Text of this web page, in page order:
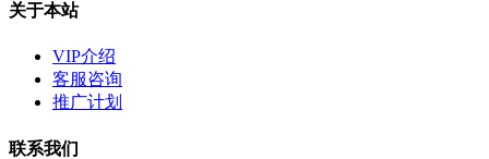
关于本站
VIP介绍
客服咨询
推广计划
联系我们